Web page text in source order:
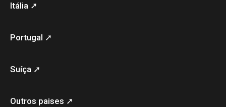
Itália ➚
Portugal ➚
Suíça ➚
Outros paises ➚